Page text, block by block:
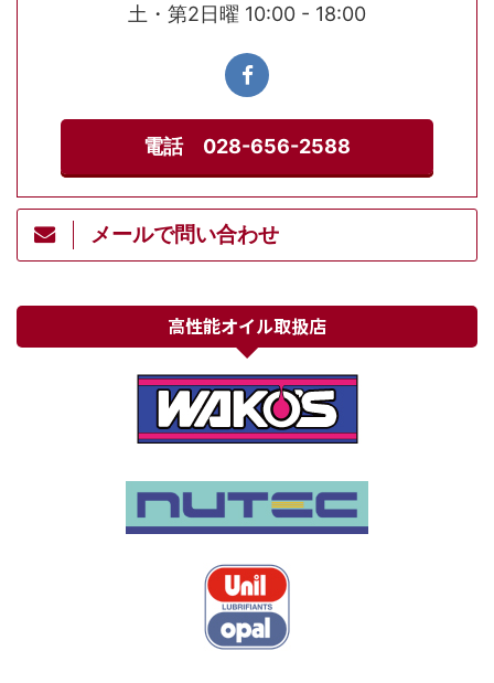
土・第2日曜 10:00 - 18:00
電話 028-656-2588
メールで問い合わせ
高性能オイル取扱店